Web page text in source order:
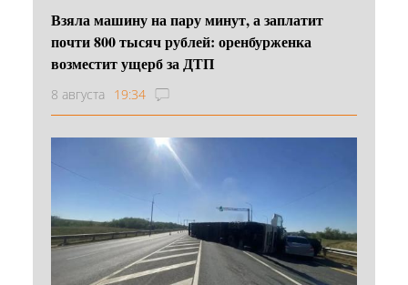
Взяла машину на пару минут, а заплатит
почти 800 тысяч рублей: оренбурженка
возместит ущерб за ДТП
8 августа 19:34